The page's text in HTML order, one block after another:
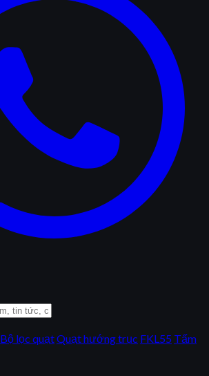
Bộ lọc quạtQuạt hướng trục FKL55 Tấm